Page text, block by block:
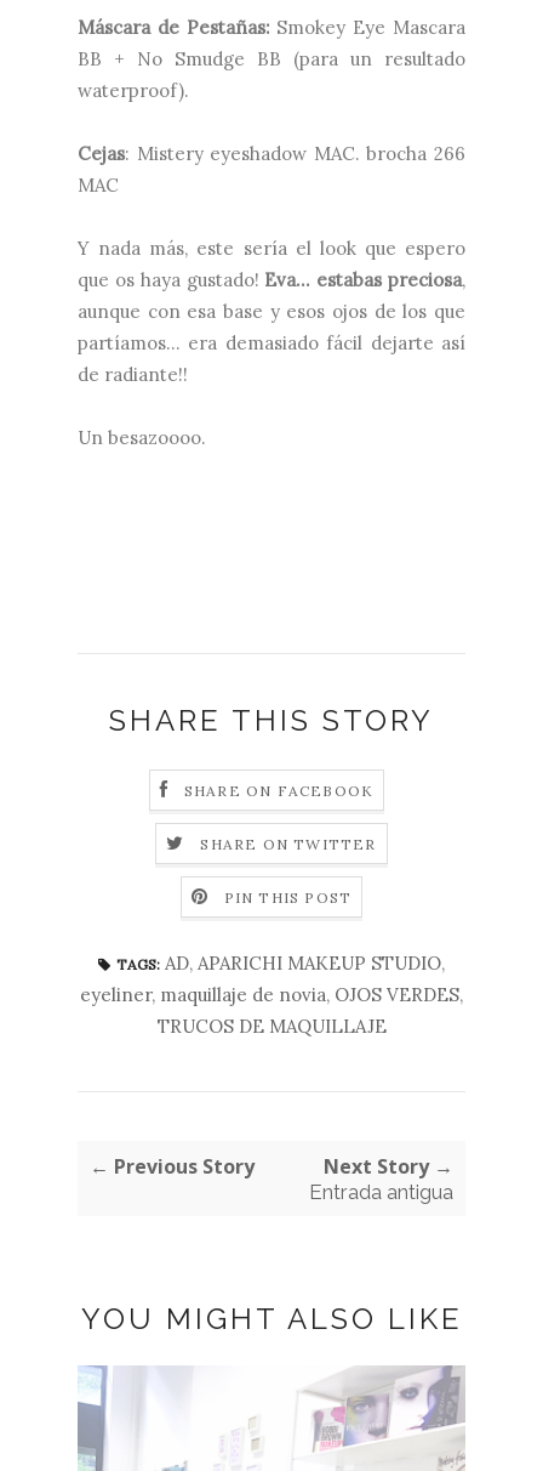
Máscara de Pestañas: Smokey Eye Mascara
BB + No Smudge BB (para un resultado
waterproof).
Cejas: Mistery eyeshadow MAC. brocha 266
MAC
Y nada más, este sería el look que espero
que os haya gustado! Eva... estabas preciosa,
aunque con esa base y esos ojos de los que
partíamos... era demasiado fácil dejarte así
de radiante!!
Un besazoooo.
SHARE THIS STORY
SHARE ON FACEBOOK
SHARE ON TWITTER
PIN THIS POST
TAGS: AD, APARICHI MAKEUP STUDIO,
eyeliner, maquillaje de novia, OJOS VERDES,
TRUCOS DE MAQUILLAJE
← Previous Story Next Story →
Entrada antigua
YOU MIGHT ALSO LIKE